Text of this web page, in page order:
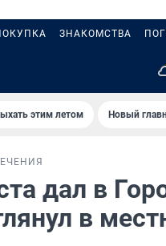
ЗНАКОМСТВА
этим летом Новый
дал в
в